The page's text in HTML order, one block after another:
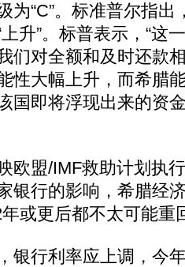
为“C”。标准普尔指
升”。标普表示，“这
们对全额和及时还款
性大幅上升，而希腊
国即将浮现出来的资
盟/IMF救助计划执
银行的影响，希腊经
或更后都不太可能重
行利率应上调，今